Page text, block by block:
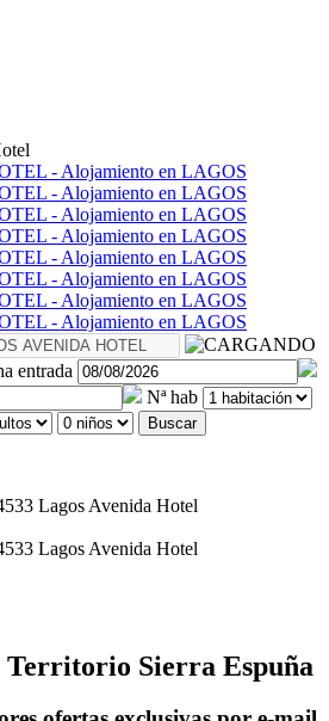
entrada
Nª hab
Buscar
Lagos Avenida Hotel
Lagos Avenida Hotel
Sierra Espuña